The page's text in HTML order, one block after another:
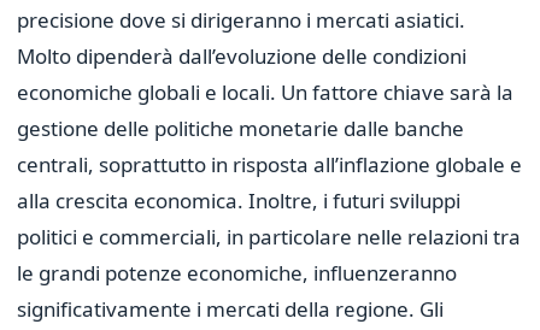
precisione dove si dirigeranno i mercati asiatici.
Molto dipenderà dall’evoluzione delle condizioni
economiche globali e locali. Un fattore chiave sarà la
gestione delle politiche monetarie dalle banche
centrali, soprattutto in risposta all’inflazione globale e
alla crescita economica. Inoltre, i futuri sviluppi
politici e commerciali, in particolare nelle relazioni tra
le grandi potenze economiche, influenzeranno
significativamente i mercati della regione. Gli